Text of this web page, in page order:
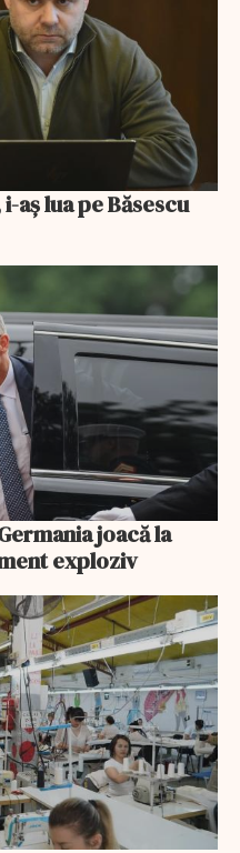
aș lua pe Băsescu
joacă la
exploziv